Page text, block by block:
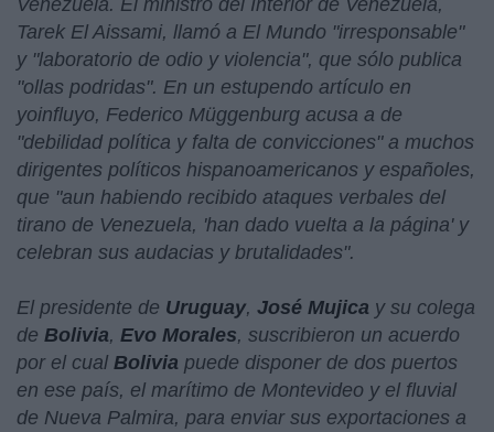
Venezuela. El ministro del Interior de Venezuela,
Tarek El Aissami, llamó a El Mundo "irresponsable"
y "laboratorio de odio y violencia", que sólo publica
"ollas podridas". En un estupendo artículo en
yoinfluyo, Federico Müggenburg acusa a de
"debilidad política y falta de convicciones" a muchos
dirigentes políticos hispanoamericanos y españoles,
que "aun habiendo recibido ataques verbales del
tirano de Venezuela, 'han dado vuelta a la página' y
celebran sus audacias y brutalidades".
El presidente de Uruguay, José Mujica y su colega
de Bolivia, Evo Morales, suscribieron un acuerdo
por el cual Bolivia puede disponer de dos puertos
en ese país, el marítimo de Montevideo y el fluvial
de Nueva Palmira, para enviar sus exportaciones a